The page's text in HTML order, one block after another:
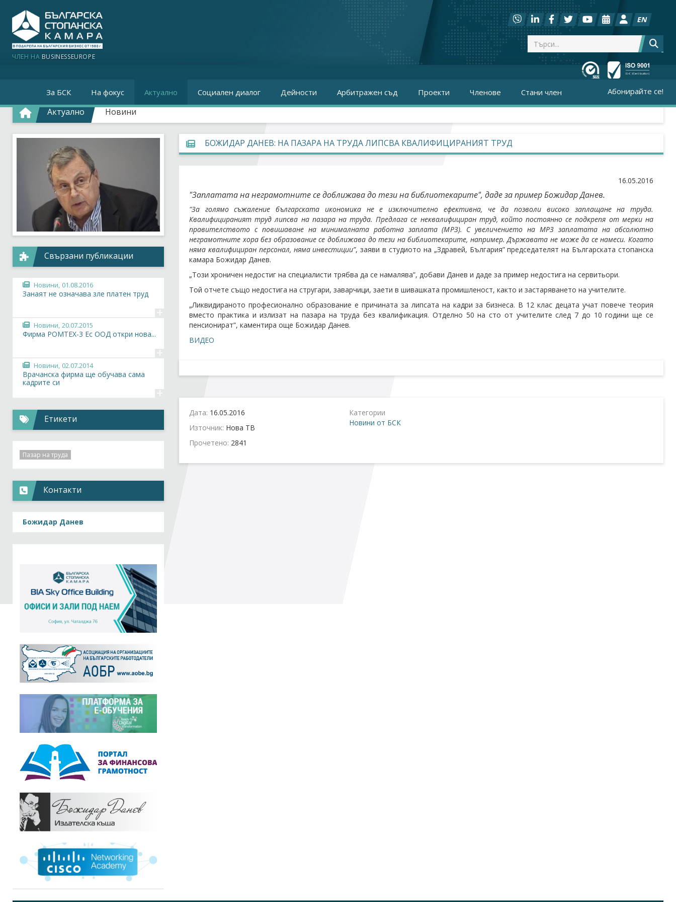
ЧЛЕН НА BUSINESSEUROPE
EN
За БСК На фокус Актуално Социален диалог Дейности Арбитражен съд Проекти Членове Стани член Абонирайте се!
Актуално Новини
БОЖИДАР ДАНЕВ: НА ПАЗАРА НА ТРУДА ЛИПСВА КВАЛИФИЦИРАНИЯТ ТРУД
16.05.2016
"Заплатата на неграмотните се доближава до тези на библиотекарите", даде за пример Божидар Данев.
"За голямо съжаление българската икономика не е изключително ефективна, че да позволи високо заплащане на труда.
Квалифицираният труд липсва на пазара на труда. Предлага се неквалифициран труд, който постоянно се подкрепя от мерки на
правителството с повишаване на минималната работна заплата (МРЗ). С увеличението на МРЗ заплатата на абсолютно
неграмотните хора без образование се доближава до тези на библиотекарите, например. Държавата не може да се намеси. Когато
няма квалифициран персонал, няма инвестиции”, заяви в студиото на „Здравей, България” председателят на Българската стопанска
камара Божидар Данев.
„Този хроничен недостиг на специалисти трябва да се намалява”, добави Данев и даде за пример недостига на сервитьори.
Той отчете също недостига на стругари, заварчици, заети в шивашката промишленост, както и застаряването на учителите.
„Ликвидираното професионално образование е причината за липсата на кадри за бизнеса. В 12 клас децата учат повече теория
вместо практика и излизат на пазара на труда без квалификация. Отделно 50 на сто от учителите след 7 до 10 години ще се
пенсионират”, каментира още Божидар Данев.
ВИДЕО
Дата: 16.05.2016
Източник: Нова ТВ
Прочетено: 2841
Категории
Новини от БСК
Свързани публикации
Новини, 01.08.2016
Занаят не означава зле платен труд
+
Новини, 20.07.2015
Фирма РОМТЕХ-3 Ес ООД откри нова...
+
Новини, 02.07.2014
Врачанска фирма ще обучава сама
кадрите си
+
Етикети
Пазар на труда
Контакти
Божидар Данев